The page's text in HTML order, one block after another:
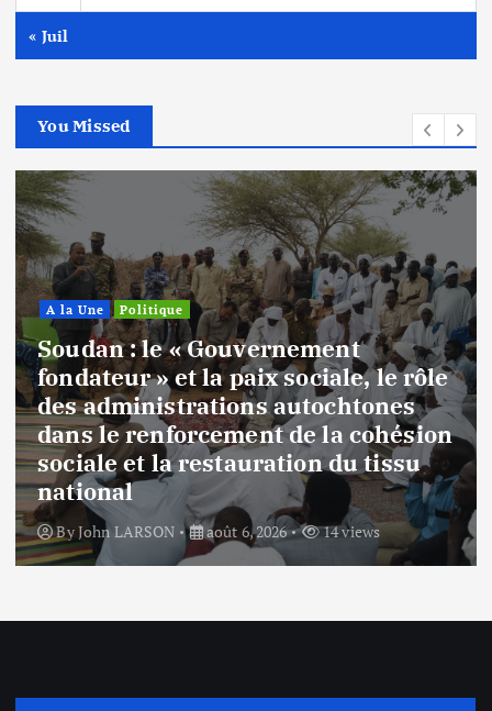
« Juil
You Missed
A la Une Politique
Soudan : le « Gouvernement
fondateur » et la paix sociale, le rôle
des administrations autochtones
dans le renforcement de la cohésion
sociale et la restauration du tissu
national
ByJohn LARSON août 6, 2026 14 views